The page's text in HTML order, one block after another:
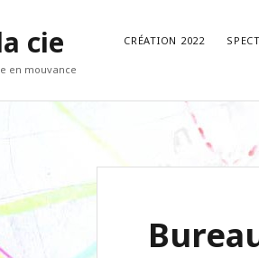
cie
en mouvance
CRÉATION 2022
dire que notre embarcation
ne craint pas le papier »